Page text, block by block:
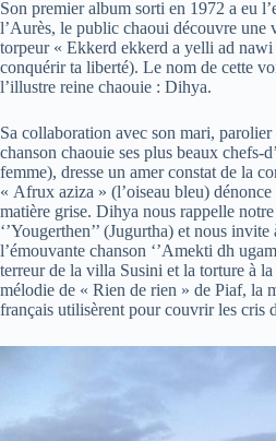
Son premier album sorti en 1972 a eu
l’Aurès, le public chaoui découvre une
torpeur « Ekkerd ekkerd a yelli ad
conquérir ta liberté). Le nom de cette
l’illustre reine chaouie : Dihya.
Sa collaboration avec son mari,
chanson chaouie ses plus beaux chefs-
femme), dresse un amer constat de la
« Afrux aziza » (l’oiseau bleu)
matière grise. Dihya nous rappelle
‘’Yougerthen’’ (Jugurtha) et nous
l’émouvante chanson ‘’Amekti dh
terreur de la villa Susini et la torture à
mélodie de « Rien de rien » de Piaf, la
français utilisèrent pour couvrir les cris